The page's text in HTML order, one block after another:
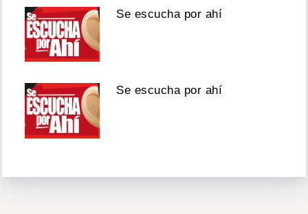
Se escucha por ahí
Se escucha por ahí